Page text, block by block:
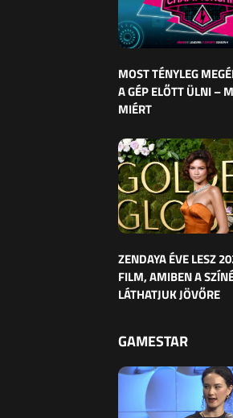
MOST TÉNYLEG
A GÉP ELŐTT ÜLNI –
MIÉRT
ZENDAYA ÉVE LESZ
FILM, AMIBEN A
LÁTHATJUK JÖVŐRE
GAMESTAR